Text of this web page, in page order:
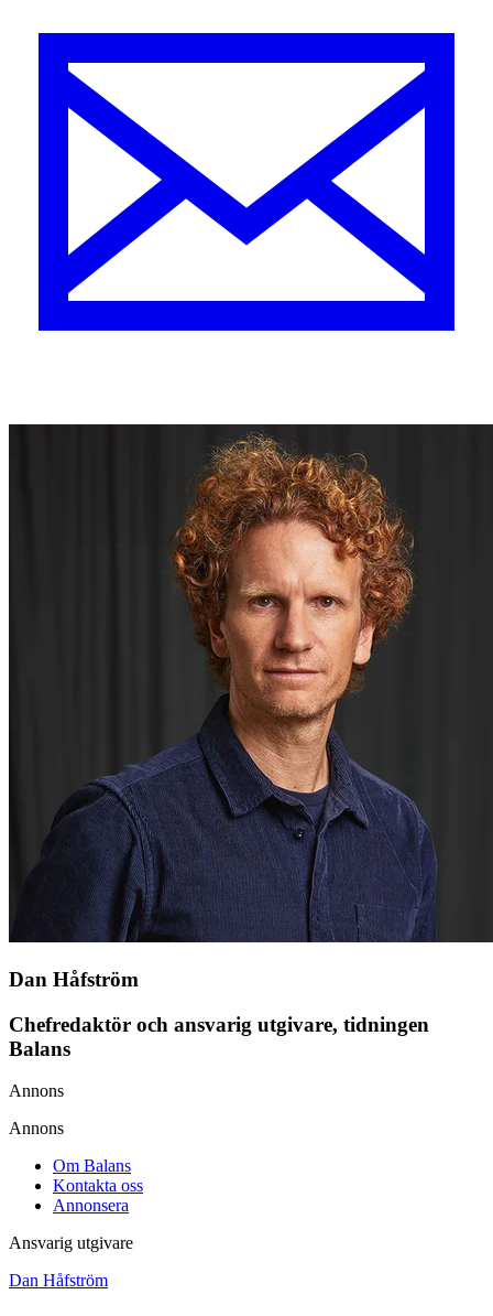
Dan Håfström
Chefredaktör och ansvarig utgivare, tidningen
Balans
Annons
Annons
Om Balans
Kontakta oss
Annonsera
Ansvarig utgivare
Dan Håfström